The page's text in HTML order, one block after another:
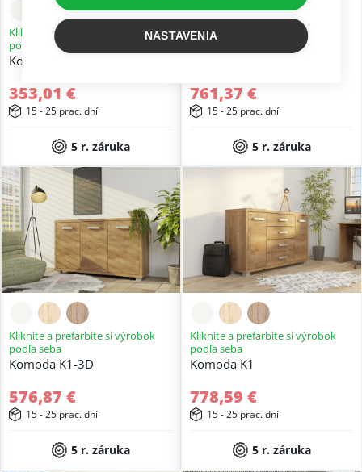
Kliknite a prefarbite si výrobok
podľa seba
Komoda K2-2
353,01 €
15 - 25 prac. dní
5 r. záruka
Kliknite a prefarbite si výrobok
761,37 €
15 - 25 prac. dní
5 r. záruka
Kliknite a prefarbite si výrobok
podľa seba
Komoda K1-3D
576,87 €
15 - 25 prac. dní
5 r. záruka
Kliknite a prefarbite si výrobok
podľa seba
Komoda K1
778,59 €
15 - 25 prac. dní
5 r. záruka
NASTAVENIA